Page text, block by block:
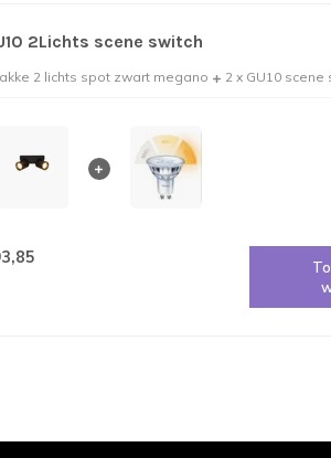
2Lichts scene switch
2 lichts spot zwart megano 2 x GU10 scene